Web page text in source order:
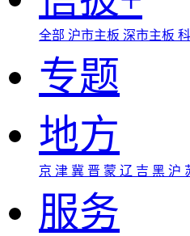
全部 沪市主板 深市主板
专题
地方
京 津 冀 晋 蒙 辽 吉 黑 沪
服务